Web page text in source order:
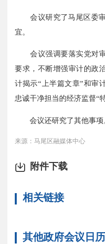
会议研究了马尾区委审
宜。
会议强调要落实党对审
要求，不断增强审计的政
计揭示“上半篇文章”和审
忠诚干净担当的经济监督“
会议还研究了其他事项
来源：马尾区融媒体中心
附件下载
相关链接
其他政府会议日历